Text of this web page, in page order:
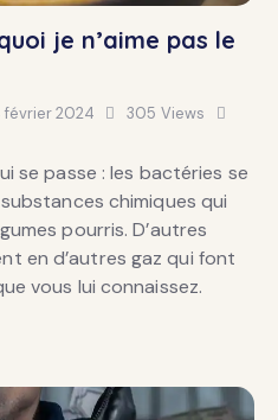
je n’aime pas le
février 2024 305 Views
se passe : les bactéries se
chimiques qui
pourris. D’autres
en d’autres gaz qui font
vous lui connaissez.